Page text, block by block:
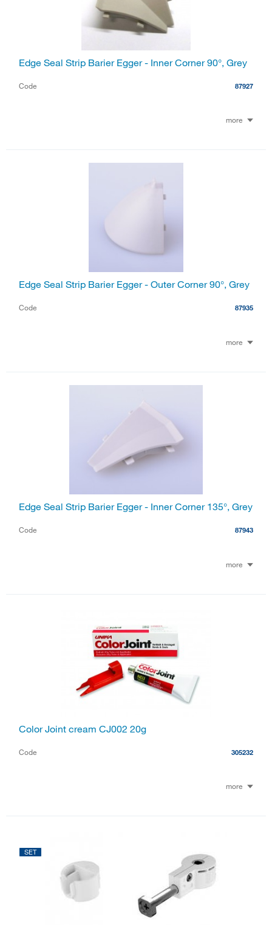
Edge Seal Strip Barier Egger - Inner Corner 90°, Grey
Code 87927
more
Edge Seal Strip Barier Egger - Outer Corner 90°, Grey
Code 87935
more
Edge Seal Strip Barier Egger - Inner Corner 135°, Grey
Code 87943
more
Color Joint cream CJ002 20g
Code 305232
more
SET